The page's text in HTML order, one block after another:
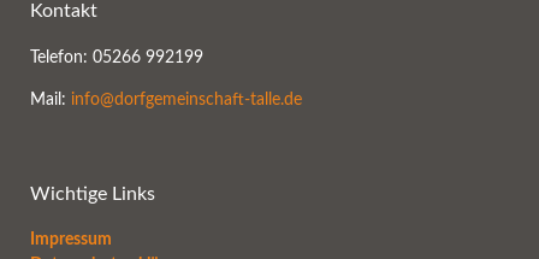
Kontakt
Telefon: 05266 992199
Mail: info@dorfgemeinschaft-talle.de
Wichtige Links
Impressum